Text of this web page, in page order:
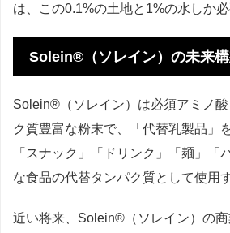
は、この0.1%の土地と1%の水しか必
Solein®（ソレイン）の未来
Solein®（ソレイン）は必須アミノ
ク質豊富な粉末で、「代替乳製品」
「スナック」「ドリンク」「麺」「
な食品の代替タンパク質として使用
近い将来、Solein®（ソレイン）の